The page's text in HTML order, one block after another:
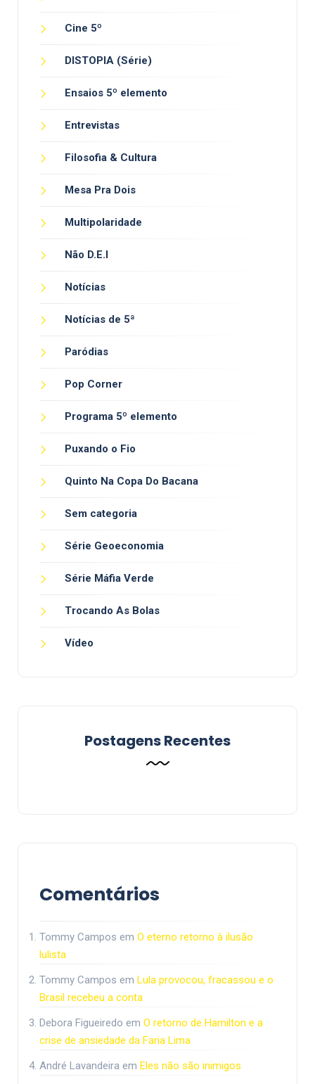
Cine 5º
DISTOPIA (Série)
Ensaios 5º elemento
Entrevistas
Filosofia & Cultura
Mesa Pra Dois
Multipolaridade
Não D.E.I
Notícias
Notícias de 5ª
Paródias
Pop Corner
Programa 5º elemento
Puxando o Fio
Quinto Na Copa Do Bacana
Sem categoria
Série Geoeconomia
Série Máfia Verde
Trocando As Bolas
Vídeo
Postagens Recentes
Comentários
Tommy Campos em O eterno retorno à ilusão
lulista
Tommy Campos em Lula provocou, fracassou e o
Brasil recebeu a conta
Debora Figueiredo em O retorno de Hamilton e a
crise de ansiedade da Faria Lima
André Lavandeira em Eles não são inimigos